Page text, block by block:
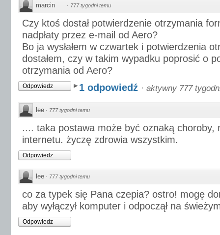
marcin · 777 tygodni temu
Czy ktoś dostał potwierdzenie otrzymania
nadpłaty przez e-mail od Aero?
Bo ja wysłałem w czwartek i potwierdzenia
dostałem, czy w takim wypadku poprosić o
otrzymania od Aero?
Odpowiedz 1 odpowiedź · aktywny 777
lee · 777 tygodni temu
.... taka postawa może być oznaką choroby,
internetu. życzę zdrowia wszystkim.
Odpowiedz
lee · 777 tygodni temu
co za typek się Pana czepia? ostro! mogę
aby wyłączył komputer i odpoczął na
Odpowiedz